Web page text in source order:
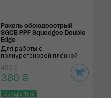
Ракель обоюдоострый
SGCB PPF Squeegee Double
Edge
Для работы с
полиуретановой плёнкой
450 ₴
380 ₴
Скидка 15%